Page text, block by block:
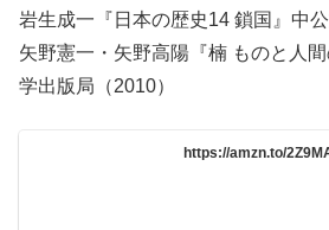
岩生成一『日本の歴史14 鎖国』中公
矢野憲一・矢野高陽『楠 ものと人
学出版局（2010）
https://amzn.to/